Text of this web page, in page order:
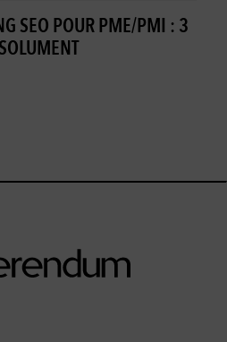
SEO POUR PME/PMI : 3